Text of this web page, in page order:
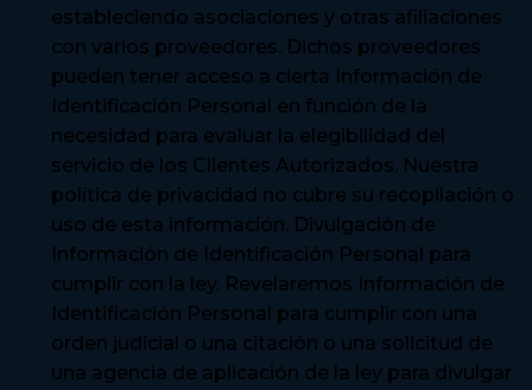
estableciendo asociaciones y otras afiliaciones
con varios proveedores. Dichos proveedores
pueden tener acceso a cierta Información de
Identificación Personal en función de la
necesidad para evaluar la elegibilidad del
servicio de los Clientes Autorizados. Nuestra
política de privacidad no cubre su recopilación o
uso de esta información. Divulgación de
Información de Identificación Personal para
cumplir con la ley. Revelaremos Información de
Identificación Personal para cumplir con una
orden judicial o una citación o una solicitud de
una agencia de aplicación de la ley para divulgar